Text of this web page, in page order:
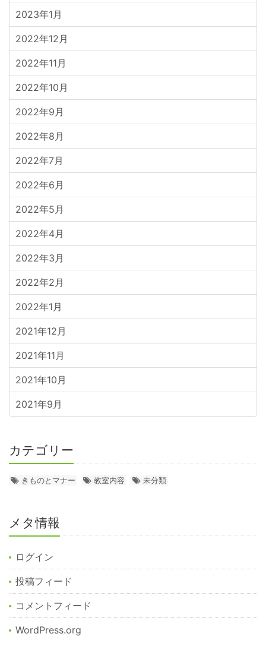
2023年1月
2022年12月
2022年11月
2022年10月
2022年9月
2022年8月
2022年7月
2022年6月
2022年5月
2022年4月
2022年3月
2022年2月
2022年1月
2021年12月
2021年11月
2021年10月
2021年9月
カテゴリー
きものとマナー 教室内容 未分類
メタ情報
ログイン
投稿フィード
コメントフィード
WordPress.org